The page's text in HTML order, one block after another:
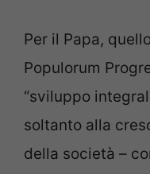
Per il Papa,
Populorum
“sviluppo
soltanto alla
della società –